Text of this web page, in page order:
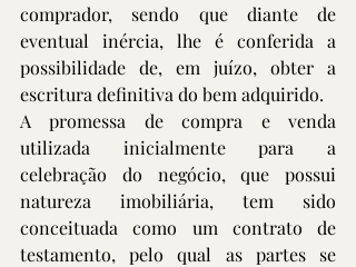
comprador, sendo que diante de
eventual inércia, lhe é conferida a
possibilidade de, em juízo, obter a
escritura definitiva do bem adquirido.
A promessa de compra e venda
utilizada inicialmente para a
celebração do negócio, que possui
natureza imobiliária, tem sido
conceituada como um contrato de
testamento, pelo qual as partes se